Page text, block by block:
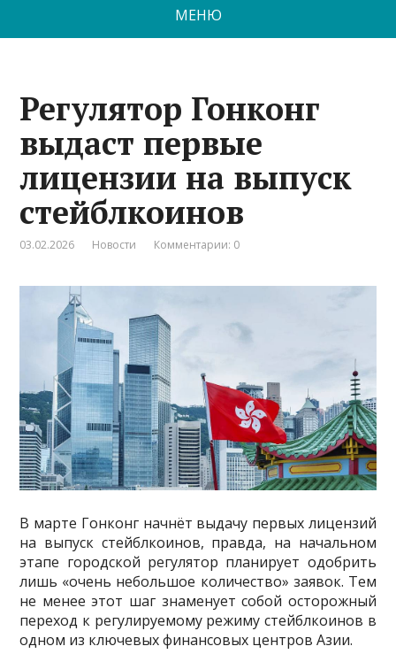
МЕНЮ
Регулятор Гонконг
выдаст первые
лицензии на выпуск
стейблкоинов
03.02.2026 Новости Комментарии: 0
В марте Гонконг начнёт выдачу первых лицензий
на выпуск стейблкоинов, правда, на начальном
этапе городской регулятор планирует одобрить
лишь «очень небольшое количество» заявок. Тем
не менее этот шаг знаменует собой осторожный
переход к регулируемому режиму стейблкоинов в
одном из ключевых финансовых центров Азии.